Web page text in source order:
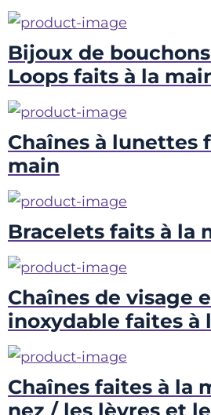
Bijoux de
Loops faits à la
Chaînes à lunettes
main
Bracelets faits à la
Chaînes de visage
inoxydable faites à
Chaînes faites à la